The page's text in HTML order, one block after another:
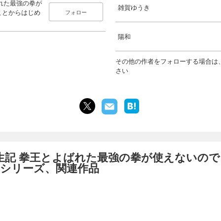
た最強の拳が
からはじめ
フォロー 雑賀ゆうき
陽和
その他の作者をフォローする場合
さい
拳王とよばれた最強の拳が使えないの
リーズ、関連作品